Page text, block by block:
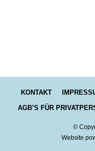
KONTAKT
AGB’S FÜR
©
Website